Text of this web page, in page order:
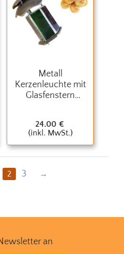
Metall
Kerzenleuchte mit
Glasfenstern
24.00 €
(inkl. MwSt.)
2 3
an